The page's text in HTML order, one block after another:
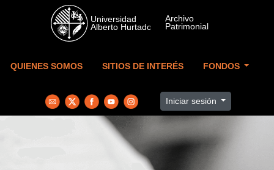
Skip to main content
QUIENES SOMOS SITIOS DE INTERÉS FONDOS
Iniciar sesión